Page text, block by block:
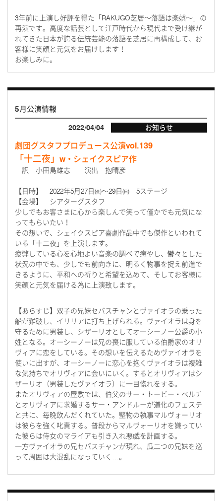
3年前に上演し好評を得た「 RAKUGO芝居～落語は楽娯～」の
再演です。高度な話芸として江戸時代から現代まで受け継が
れてきた日本が誇る伝統芸能の落語を芝居に再構成して、お
客様に笑顔と元気をお届けします！
お楽しみに。
5月公演情報
2022/04/04 お知らせ
劇団グスタフプロデュース公演vol.139
「十二夜」 w・シェイクスピア作
訳 小田島雄志 演出 抱晴彦
【日時】 2022年5月27日㈮～29日㈰ 5ステージ
【会場】 シアターグスタフ
少しでもお客さまに心から楽しんで笑って僅かでも元気にな
ってもらいたい！
その想いで、シェイクスピア喜劇作品中でも傑作といわれて
いる「十二夜」を上演します。
疲弊している心を心地よい音楽の調べで癒やし、鬱々とした
状況の中でも、少しでも前向きに、明るく物事を捉え前進で
きるように、平和への祈りと希望を込めて、そしてお客様に
笑顔と元気を届ける為に上演致します。
【あらすじ】双子の兄妹セバスチャンとヴァイオラの乗った
船が難破し、イリリアに打ち上げられる。ヴァイオラは身を
守るために男装し、シザーリオとしてオ―シーノー公爵の小
姓となる。オ―シーノーは兄の喪に服している伯爵家のオリ
ヴィアに恋をしている。その想いを伝えるためヴァイオラを
使いに出すが、オ―シーノーに恋心を抱くヴァイオラは複雑
な気持ちでオリヴィアに会いにいく。するとオリヴィアはシ
ザーリオ（男装したヴァイオラ）に一目惚れをする。
またオリヴィアの屋敷では、伯父のサー・トービー・ベルチ
とオリヴィアに求婚するサー・アンドルーが道化のフェステ
と共に、毎晩飲んだくれていた。堅物の執事マルヴォーリオ
は彼らを強く叱責する。普段からマルヴォーリオを嫌ってい
た彼らは侍女のマライアも引き入れ悪戯を計画する。
一方ヴァイオラの兄セバスチャンが現れ、瓜二つの兄妹を巡
って周囲は大混乱になっていく…。